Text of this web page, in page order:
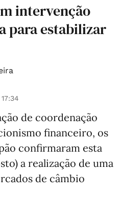
intervenção
para estabilizar
de coordenação
financeiro, os
confirmaram esta
a realização de uma
de câmbio